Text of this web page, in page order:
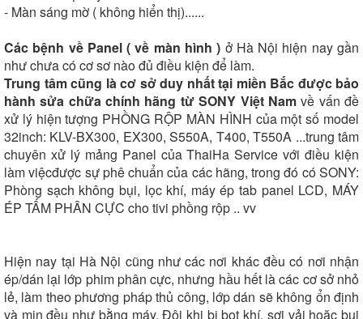
- Màn sáng mờ ( không hiển thị)......
Các bệnh về Panel ( về màn hình ) ở Hà Nội hiện nay gần
như chưa có cơ sơ nào đủ điều kiện để làm.
Trung tâm cũng là cơ sở duy nhất tại miền Bắc được bảo
hành sửa chữa chính hãng từ SONY Việt Namvề vấn đề
xử lý hiện tượng PHỒNG RỘP MÀN HÌNH của một số model
32inch: KLV-BX300, EX300, S550A, T400, T550A ...trung tâm
chuyên xử lý mảng Panel của ThaiHa Service với điều kiện
làm việcđược sự phê chuẩn của các hãng, trong đó có SONY:
Phòng sạch không bụi, lọc khí, máy ép tab panel LCD, MÁY
ÉP TẤM PHÂN CỰC cho tivi phồng rộp .. vv
Hiện nay tại Hà Nội cũng như các nơi khác đều có nơi nhận
ép/dán lại lớp phim phân cực, nhưng hầu hết là các cơ sở nhỏ
lẻ, làm theo phương pháp thủ công, lớp dán sẽ không ổn định
và mịn đều như bằng máy. Đôi khi bị bọt khí, sợi vải hoặc bụi